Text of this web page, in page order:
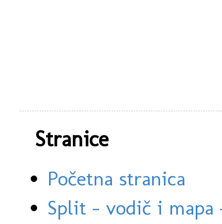
Stranice
Početna stranica
Split - vodič i